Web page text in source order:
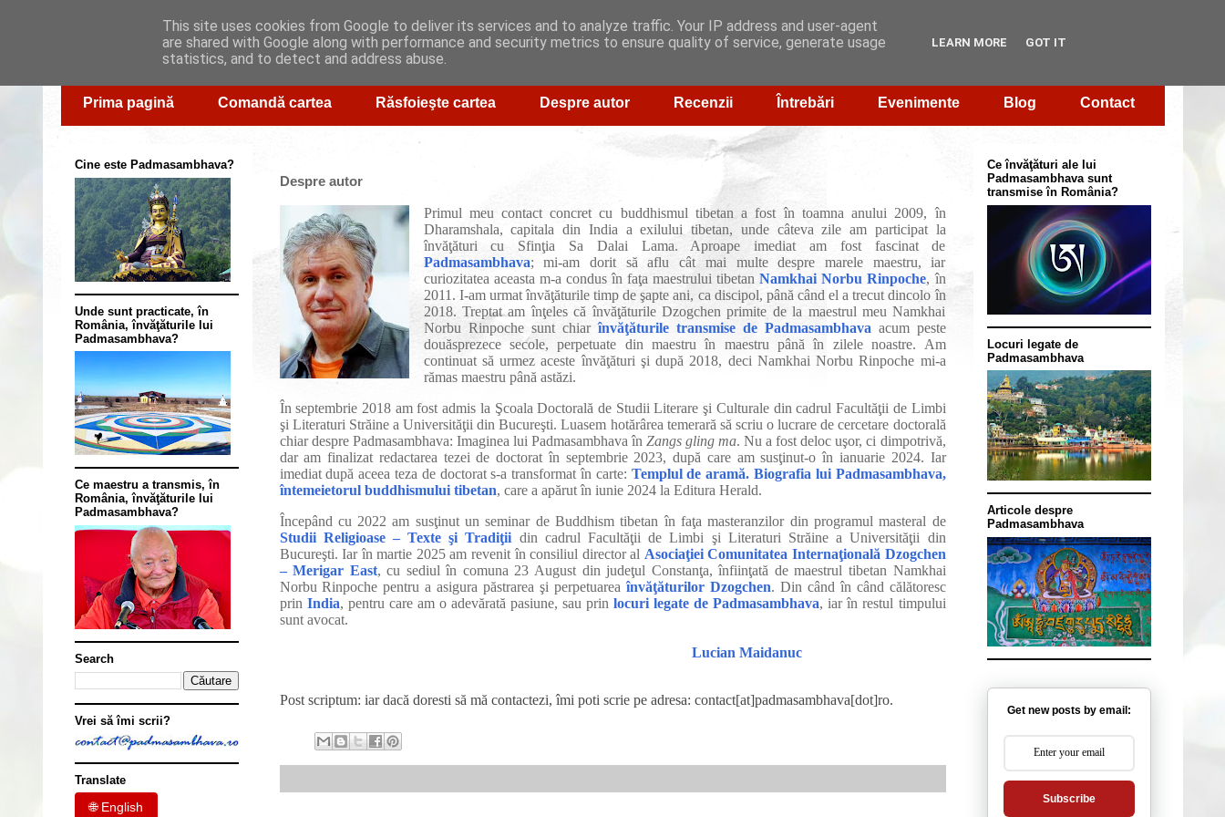
Prima pagină Comandă cartea Răsfoieşte cartea Despre autor Recenzii Întrebări Evenimente Blog Contact
Despre autor
Primul meu contact concret cu buddhismul tibetan a fost în toamna anului 2009, în
Dharamshala, capitala din India a exilului tibetan, unde câteva zile am participat la
învăţături cu Sfinţia Sa Dalai Lama. Aproape imediat am fost fascinat de
Padmasambhava; mi-am dorit să aflu cât mai multe despre marele maestru, iar
curiozitatea aceasta m-a condus în faţa maestrului tibetanNamkhai Norbu Rinpoche, în
2011. I-am urmat învăţăturile timp de şapte ani, ca discipol, până când el a trecut dincolo în
2018. Treptat am înţeles că învăţăturile Dzogchen primite de la maestrul meu Namkhai
Norbu Rinpoche sunt chiarînvăţăturile transmise de Padmasambhava acum peste
douăsprezece secole, perpetuate din maestru în maestru până în zilele noastre. Am
continuat să urmez aceste învăţături şi după 2018, deci Namkhai Norbu Rinpoche mi-a
rămas maestru până astăzi.
În septembrie 2018 am fost admis la Şcoala Doctorală de Studii Literare şi Culturale din cadrul Facultăţii de Limbi
şi Literaturi Străine a Universităţii din Bucureşti. Luasem hotărârea temerară să scriu o lucrare de cercetare doctorală
chiar despre Padmasambhava: Imaginea lui Padmasambhava în Zangs gling ma. Nu a fost deloc uşor, ci dimpotrivă,
dar am finalizat redactarea tezei de doctorat în septembrie 2023, după care am susţinut-o în ianuarie 2024. Iar
imediat după aceea teza de doctorat s-a transformat în carte: Templul de aramă. Biografia lui Padmasambhava,
întemeietorul buddhismului tibetan, care a apărut în iunie 2024 la Editura Herald.
Începând cu 2022 am susţinut un seminar de Buddhism tibetan în faţa masteranzilor din programul masteral de
Studii Religioase – Texte şi Tradiţii din cadrul Facultăţii de Limbi şi Literaturi Străine a Universităţii din
Bucureşti. Iar în martie 2025 am revenit în consiliul director al Asociaţiei Comunitatea Internaţională Dzogchen
– Merigar East, cu sediul în comuna 23 August din judeţul Constanţa, înfiinţată de maestrul tibetan Namkhai
Norbu Rinpoche pentru a asigura păstrarea şi perpetuareaînvăţăturilor Dzogchen. Din când în când călătoresc
prin India, pentru care am o adevărată pasiune, sau prinlocuri legate de Padmasambhava, iar în restul timpului
sunt avocat.
Lucian Maidanuc
Post scriptum: iar dacă doresti să mă contactezi, îmi poti scrie pe adresa: contact[at]padmasambhava[dot]ro.
Cine este Padmasambhava?
Unde sunt practicate, în
România, învăţăturile lui
Padmasambhava?
Ce maestru a transmis, în
România, învăţăturile lui
Padmasambhava?
Search
Vrei să îmi scrii?
Translate
🌐 English
Ce învăţături ale lui
Padmasambhava sunt
transmise în România?
Locuri legate de
Padmasambhava
Articole despre
Padmasambhava
Get new posts by email:
Subscribe
This site uses cookies from Google to deliver its services and to analyze traffic. Your IP address and user-agent
are shared with Google along with performance and security metrics to ensure quality of service, generate usage
statistics, and to detect and address abuse.
LEARN MORE GOT IT